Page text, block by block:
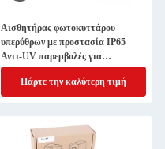
Αισθητήρας φωτοκυττάρου
υπερύθρων με προστασία IP65
Αντι-UV παρεμβολές για
αυτόματες πόρτες
Πάρτε την καλύτερη τιμή